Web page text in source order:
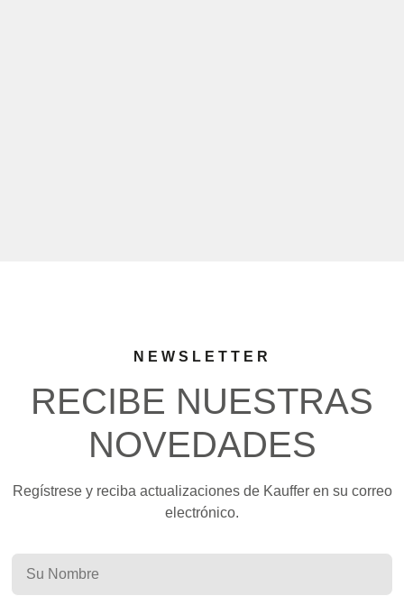
NEWSLETTER
RECIBE NUESTRAS
NOVEDADES
Regístrese y reciba actualizaciones de Kauffer en su correo
electrónico.